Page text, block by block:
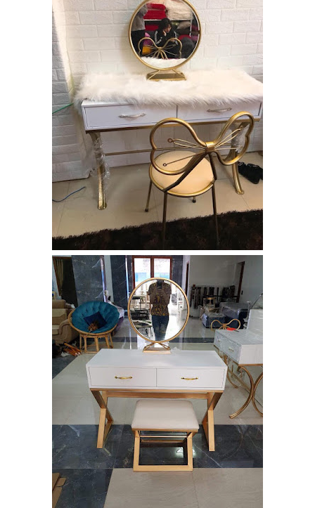
gaming, ghế
streamer
đẹp giá tốt
Tổng hợp
các mẫu
chân bàn
bàn decor,
chân bàn
inox, chân
bàn ăn hot
trend 2023
trong suốt
Ghế Eames
chân gỗ bọc